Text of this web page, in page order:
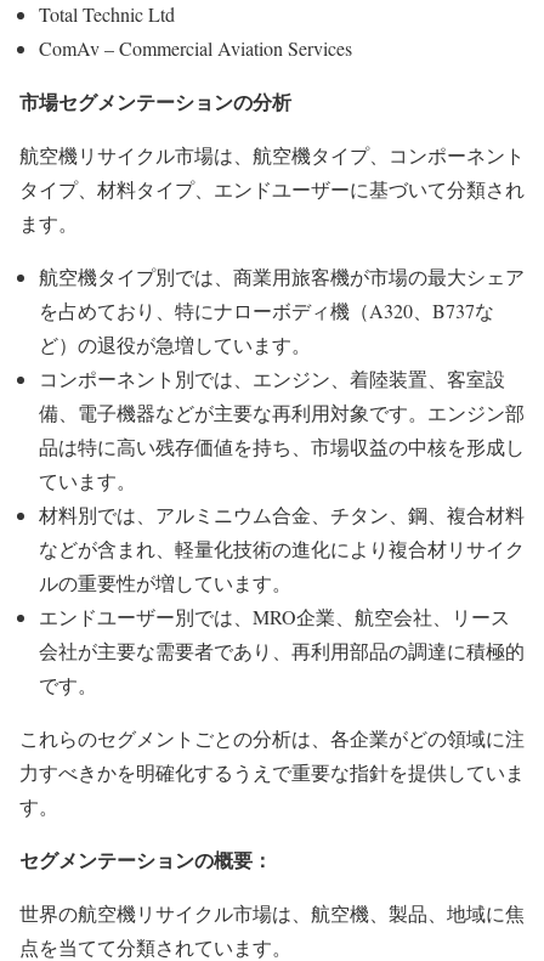
Total Technic Ltd
ComAv – Commercial Aviation Services
市場セグメンテーションの分析
航空機リサイクル市場は、航空機タイプ、コンポーネント
タイプ、材料タイプ、エンドユーザーに基づいて分類され
ます。
航空機タイプ別では、商業用旅客機が市場の最大シェア
を占めており、特にナローボディ機（A320、B737な
ど）の退役が急増しています。
コンポーネント別では、エンジン、着陸装置、客室設
備、電子機器などが主要な再利用対象です。エンジン部
品は特に高い残存価値を持ち、市場収益の中核を形成し
ています。
材料別では、アルミニウム合金、チタン、鋼、複合材料
などが含まれ、軽量化技術の進化により複合材リサイク
ルの重要性が増しています。
エンドユーザー別では、MRO企業、航空会社、リース
会社が主要な需要者であり、再利用部品の調達に積極的
です。
これらのセグメントごとの分析は、各企業がどの領域に注
力すべきかを明確化するうえで重要な指針を提供していま
す。
セグメンテーションの概要：
世界の航空機リサイクル市場は、航空機、製品、地域に焦
点を当てて分類されています。